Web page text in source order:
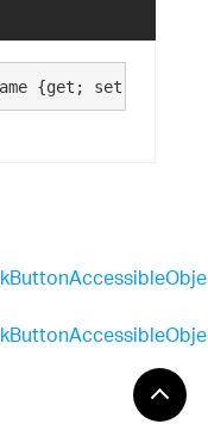
{get; set;}